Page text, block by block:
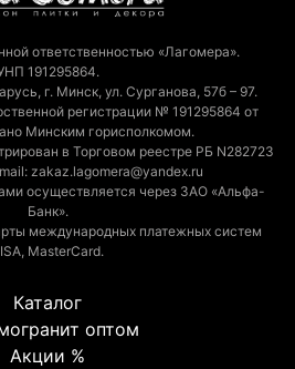
ответственностью «Лагомера».
191295864.
г. Минск, ул. Сурганова, 57б – 97.
регистрации № 191295864 от
Минским горисполкомом.
в Торговом реестре РБ N282723
zakaz.lagomera@yandex.ru
осуществляется через ЗАО «Альфа-
Банк».
международных платежных систем
MasterCard.
Каталог
оптом
Акции %